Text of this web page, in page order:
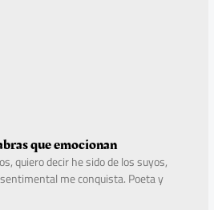
que emocionan
quiero decir he sido de los suyos,
me conquista. Poeta y